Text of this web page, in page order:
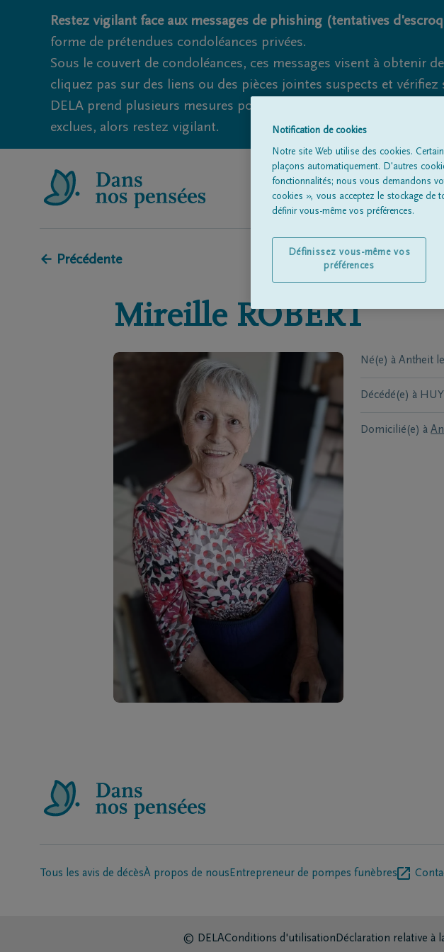
Restez vigilant face aux messages de phishing (tentatives
forme de prétendues condoléances privées.
Sous le couvert de condoléances, ces messages visent à obtenir
cliquez pas sur des liens ou des pièces jointes suspects et
DELA prend plusieurs mesures pour éviter cela. Cependant, les
exclues, alors restez vigilant.
Tous les
← Précédente
Mireille ROBERT
Né(e) à Antheit le
Décédé(e) à HUY
Domicilié(e) à
Tous les avis de décèsÀ propos de nousEntrepreneur de pompes funèbres
© DELAConditions d'utilisationDéclaration relative à
Notification de cookies
Notre site Web utilise des cookies.
plaçons automatiquement. D'autres
fonctionnalités; nous vous demandons
cookies », vous acceptez le stockage de
définir vous-même vos préférences.
Définissez vous-même vos
préférences